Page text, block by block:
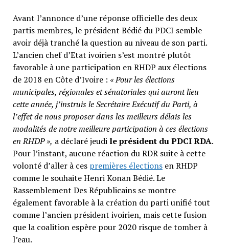
Avant l’annonce d’une réponse officielle des deux
partis membres, le président Bédié du PDCI semble
avoir déjà tranché la question au niveau de son parti.
L’ancien chef d’Etat ivoirien s’est montré plutôt
favorable à une participation en RHDP aux élections
de 2018 en Côte d’Ivoire : « Pour les élections
municipales, régionales et sénatoriales qui auront lieu
cette année, j’instruis le Secrétaire Exécutif du Parti, à
l’effet de nous proposer dans les meilleurs délais les
modalités de notre meilleure participation à ces élections
en RHDP », a déclaré jeudi le président du PDCI RDA.
Pour l’instant, aucune réaction du RDR suite à cette
volonté d’aller à ces premières électionsen RHDP
comme le souhaite Henri Konan Bédié. Le
Rassemblement Des Républicains se montre
également favorable à la création du parti unifié tout
comme l’ancien président ivoirien, mais cette fusion
que la coalition espère pour 2020 risque de tomber à
l’eau.